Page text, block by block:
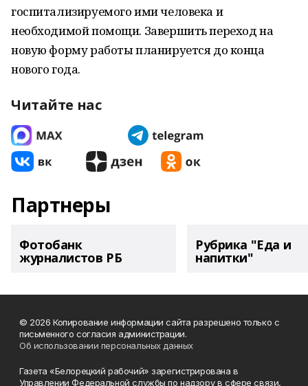
госпитализируемого ими человека и
необходимой помощи. Завершить переход на
новую форму работы планируется до конца
нового года.
Читайте нас
Партнеры
Фотобанк
журналистов РБ
Рубрика "Еда и
напитки"
© 2026 Копирование информации сайта разрешено только с
письменного согласия администрации.
Об использовании персональных данных
Газета «Белорецкий рабочий» зарегистрирована в
Управлении Федеральной службы по надзору в сфере связи,